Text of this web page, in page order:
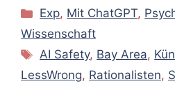
Kategorien
Exp, Mit ChatGPT,
Wissenschaft
Schlagwörter
AI Safety, Bay Area,
LessWrong, Rationalisten,